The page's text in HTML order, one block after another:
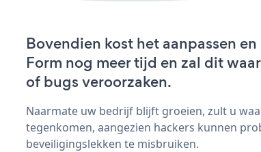
Bovendien kost het aanpassen
Form nog meer tijd en zal dit
of bugs veroorzaken.
Naarmate uw bedrijf blijft groeien, zult u
tegenkomen, aangezien hackers kunnen
beveiligingslekken te misbruiken.